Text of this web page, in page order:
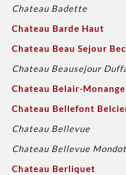
Chateau Badette
Chateau Barde Haut
Chateau Beau Sejour
Chateau Beausejour
Chateau Belair-Monange
Chateau Bellefont
Chateau Bellevue
Chateau Bellevue
Chateau Berliquet